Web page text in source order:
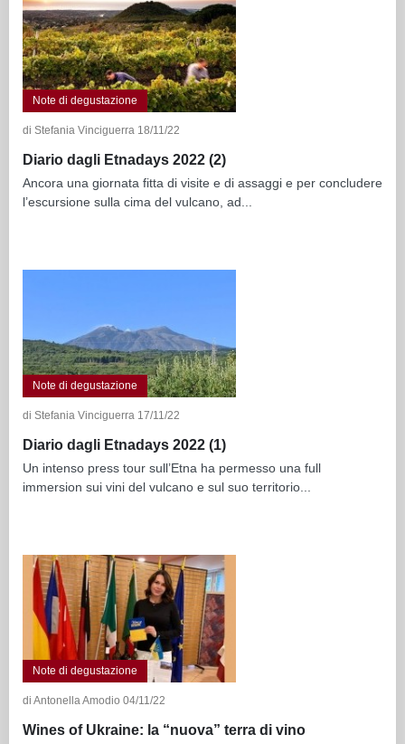
Note di degustazione
di Stefania Vinciguerra 18/11/22
Diario dagli Etnadays 2022 (2)
Ancora una giornata fitta di visite e di assaggi e per concludere
l’escursione sulla cima del vulcano, ad...
Note di degustazione
di Stefania Vinciguerra 17/11/22
Diario dagli Etnadays 2022 (1)
Un intenso press tour sull’Etna ha permesso una full
immersion sui vini del vulcano e sul suo territorio...
Note di degustazione
di Antonella Amodio 04/11/22
Wines of Ukraine: la “nuova” terra di vino